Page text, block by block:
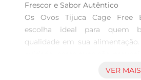
Frescor e Sabor Autêntico
Os Ovos Tijuca Cage Free
escolha ideal para quem
qualidade em sua
criadas em um ambiente VER MAIS